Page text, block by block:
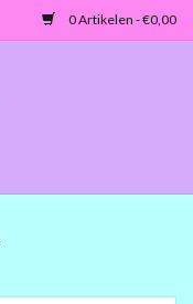
0 Artikelen - €0,00